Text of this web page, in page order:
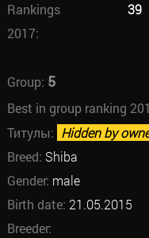
Rankings
2017:
39
Group: 5
Best in group ranking
Титулы: Hidden by
Breed: Shiba
Gender: male
Birth date: 21.05.2015
Breeder: